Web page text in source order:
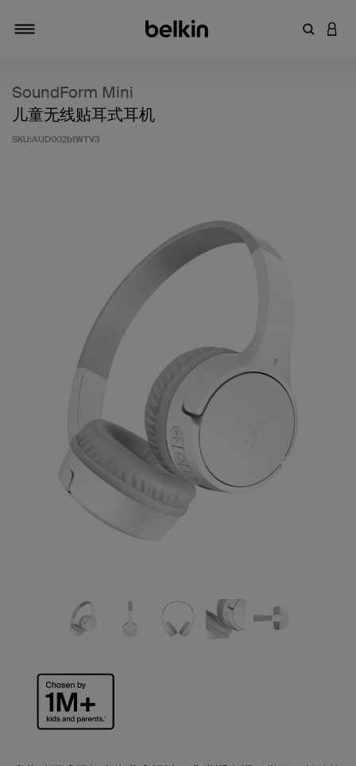
输入关键
登录
SoundForm Mini
儿童无线贴耳式耳机
SKU:AUD002btWTV3